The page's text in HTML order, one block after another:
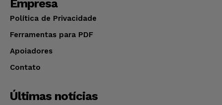
Empresa
Política de Privacidade
Ferramentas para PDF
Apoiadores
Contato
Últimas notícias